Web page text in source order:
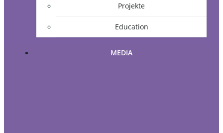
Projekte
Education
MEDIA